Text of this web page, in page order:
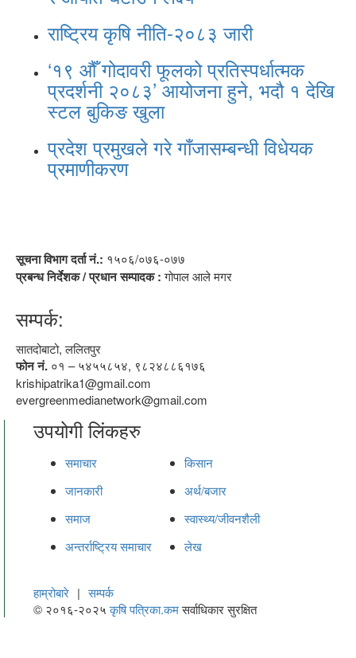
राष्ट्रिय कृषि नीति-२०८३ जारी
‘१९ औँ गोदावरी फूलको प्रतिस्पर्धात्मक
प्रदर्शनी २०८३’ आयोजना हुने, भदौ १ देखि
स्टल बुकिङ खुला
प्रदेश प्रमुखले गरे गाँजासम्बन्धी विधेयक
प्रमाणीकरण
सूचना विभाग दर्ता नं.: १५०६/०७६-०७७
प्रबन्ध निर्देशक / प्रधान सम्पादक :गोपाल आले मगर
सम्पर्क:
सातदोबाटो, ललितपुर
फोन नं. ०१ – ५४५५८५४, ९८२४८८६१७६
krishipatrika1@gmail.com
evergreenmedianetwork@gmail.com
उपयोगी लिंकहरु
समाचार
किसान
जानकारी
अर्थ/बजार
समाज
स्वास्थ्य/जीवनशैली
अन्तर्राष्ट्रिय समाचार
लेख
हाम्रोबारे | सम्पर्क
© २०१६-२०२५कृषि पत्रिका.कमसर्वाधिकार सुरक्षित